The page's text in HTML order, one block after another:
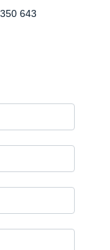
643